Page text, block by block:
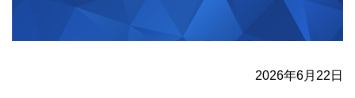
2026年6月22日